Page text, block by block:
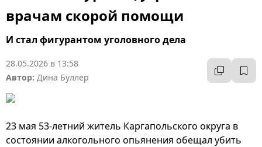
врачам скорой помощи
И стал фигурантом уголовного дела
28.05.2026 в 13:58
Автор: Дина Буллер
23 мая 53-летний житель Каргапольского округа в
состоянии алкогольного опьянения обещал убить